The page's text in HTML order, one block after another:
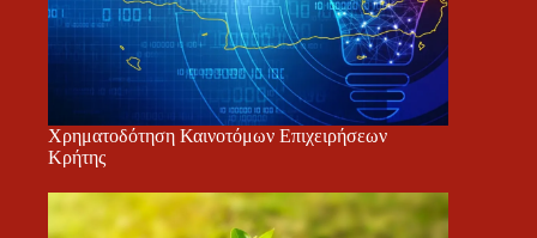
Χρηματοδότηση Καινοτόμων Επιχειρήσεων
Κρήτης